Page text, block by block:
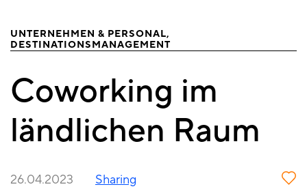
UNTERNEHMEN & PERSONAL
DESTINATIONSMANAGEMENT
Coworking im
ländlichen Raum
26.04.2023
Sharing